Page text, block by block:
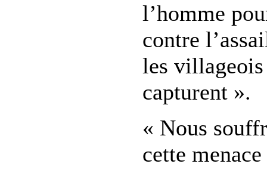
l’homme
contre
les
capturent ».
« Nous
cette